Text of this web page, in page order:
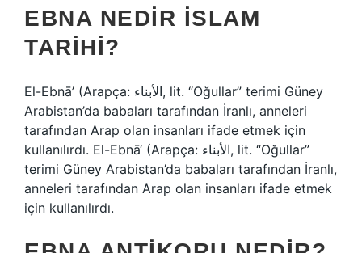
EBNA NEDIR ISLAM
TARIHI?
El-Ebnā’ (Arapça: الأبناء, lit. “Oğullar” terimi Güney
Arabistan’da babaları tarafından İranlı, anneleri
tarafından Arap olan insanları ifade etmek için
kullanılırdı. El-Ebnā‘ (Arapça: الأبناء, lit. “Oğullar”
terimi Güney Arabistan’da babaları tarafından İranlı,
anneleri tarafından Arap olan insanları ifade etmek
için kullanılırdı.